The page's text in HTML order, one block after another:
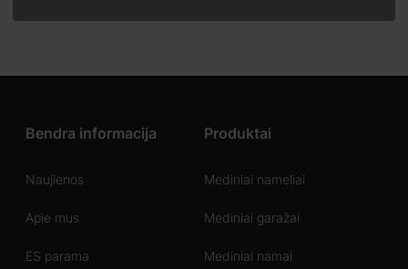
Bendra informacija
Naujienos
Apie mus
ES parama
Produktai
Mediniai nameliai
Mediniai garažai
Mediniai namai